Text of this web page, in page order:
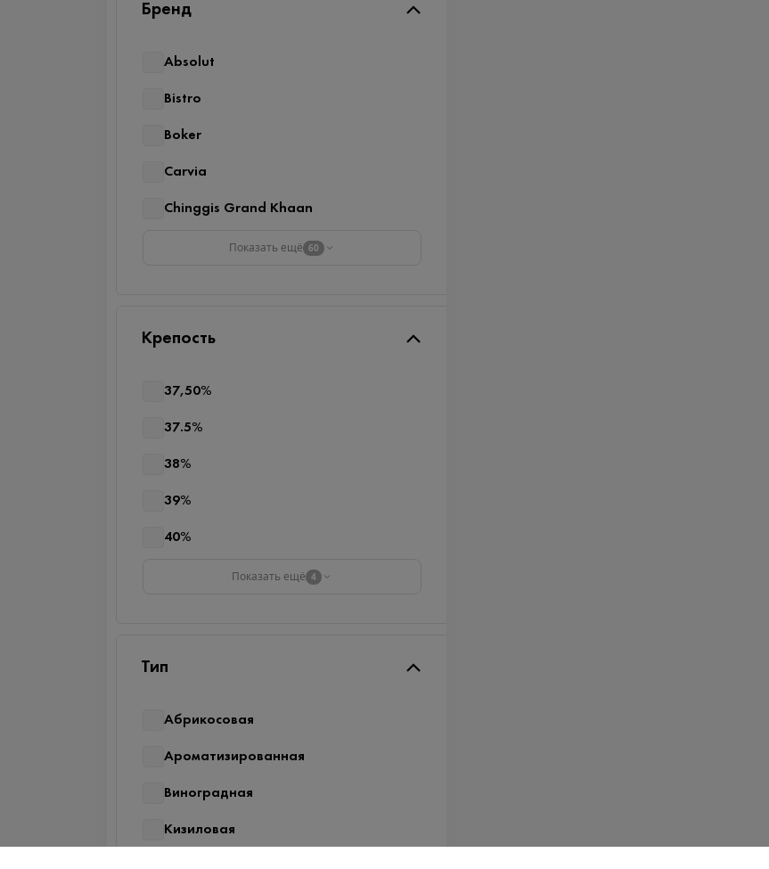
Бренд
Absolut
Bistro
Boker
Carvia
Chinggis Grand Khaan
Показать ещё 60
Крепость
37,50%
37.5%
38%
39%
40%
Показать ещё 4
Тип
Абрикосовая
Ароматизированная
Виноградная
Кизиловая